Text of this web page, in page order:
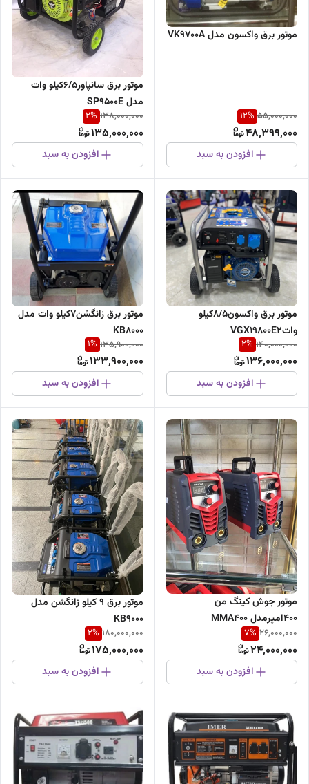
موتور برق واکسون مدل VK9700A
55,000,000
12%
48,399,000
افزودن به سبد
موتور برق سانپاور6/5کیلو وات
مدل SP9500E
138,000,000
2%
135,000,000
افزودن به سبد
موتور برق واکسون8/5کیلو
واتVGX19800E2
140,000,000
2%
136,000,000
افزودن به سبد
موتور برق زانگشن7کیلو وات مدل
KB8000
135,900,000
1%
133,900,000
افزودن به سبد
موتور جوش کینگ من
400امپرمدل MMA400
26,000,000
7%
24,000,000
افزودن به سبد
موتور برق 9 کیلو زانگشن مدل
KB9000
180,000,000
2%
175,000,000
افزودن به سبد